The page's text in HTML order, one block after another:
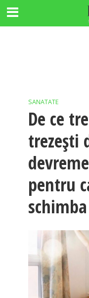
SANATATE
De ce
trezeşti
pentru